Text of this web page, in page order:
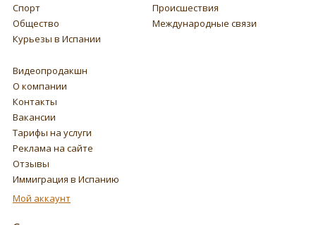
Спорт
Происшествия
Общество
Международные связи
Курьезы в Испании
Видеопродакшн
О компании
Контакты
Вакансии
Тарифы на услуги
Реклама на сайте
Отзывы
Иммиграция в Испанию
Мой аккаунт